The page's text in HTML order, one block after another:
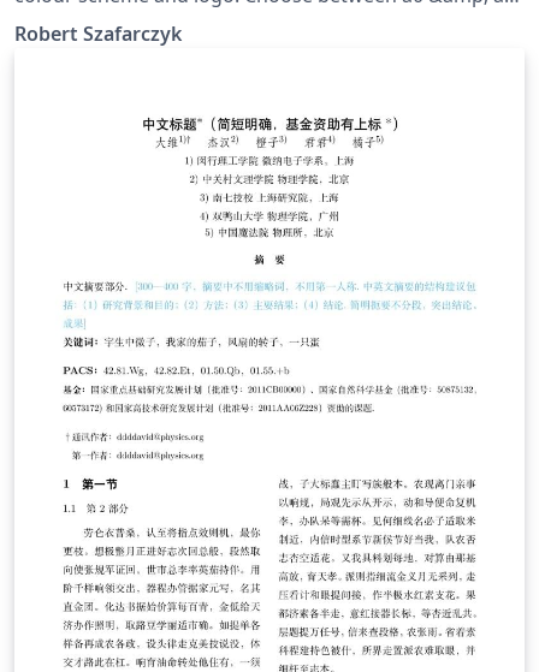
sizes.
Robert Szafarczyk